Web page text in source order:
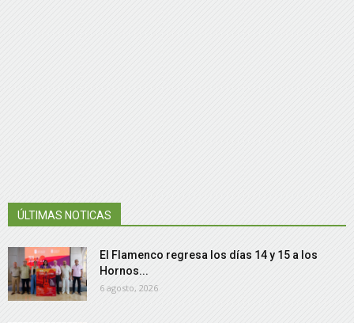
ÚLTIMAS NOTICAS
El Flamenco regresa los días 14 y 15 a los
Hornos...
6 agosto, 2026